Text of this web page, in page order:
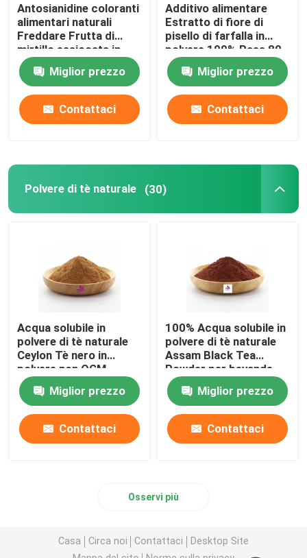
Additivi alimentari nutrizionali in polvere
Polvere di colorante alimentare naturale
Polvere di tè naturale
Vitamina degli aminoacidi
Proteine e peptidi
Probiotici in polvere
Supplemento OEM
Antosianidine coloranti
alimentari naturali
Freddare Frutta di
mirtillo essiccata in
polvere
Miglior prezzo
Contattaci
Additivo alimentare
Estratto di fiore di
pisello di farfalla in
polvere 100% Pass 80
Mesh
Miglior prezzo
Contattaci
Polvere di tè naturale (30)
Acqua solubile in
polvere di tè naturale
Ceylon Tè nero in
polvere non OGM
Vegano
Miglior prezzo
Contattaci
100% Acqua solubile in
polvere di tè naturale
Assam Black Tea
Powder per bevande
Miglior prezzo
Contattaci
Osservi più
Casa Circa noi Contattaci
Desktop Site